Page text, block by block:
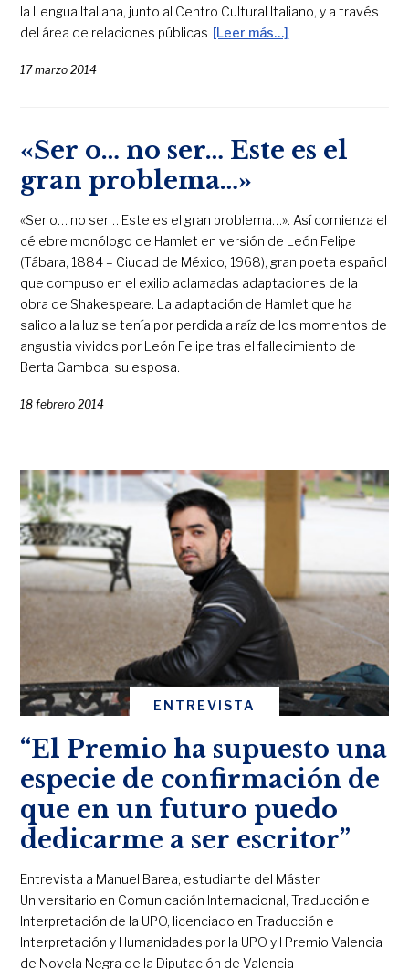
la Lengua Italiana, junto al Centro Cultural Italiano, y a través
del área de relaciones públicas [Leer más…]
17 marzo 2014
«Ser o… no ser… Este es el
gran problema…»
«Ser o… no ser… Este es el gran problema…». Así comienza el
célebre monólogo de Hamlet en versión de León Felipe
(Tábara, 1884 – Ciudad de México, 1968), gran poeta español
que compuso en el exilio aclamadas adaptaciones de la
obra de Shakespeare. La adaptación de Hamlet que ha
salido a la luz se tenía por perdida a raíz de los momentos de
angustia vividos por León Felipe tras el fallecimiento de
Berta Gamboa, su esposa.
18 febrero 2014
ENTREVISTA
“El Premio ha supuesto una
especie de confirmación de
que en un futuro puedo
dedicarme a ser escritor”
Entrevista a Manuel Barea, estudiante del Máster
Universitario en Comunicación Internacional, Traducción e
Interpretación de la UPO, licenciado en Traducción e
Interpretación y Humanidades por la UPO y I Premio Valencia
de Novela Negra de la Diputación de Valencia